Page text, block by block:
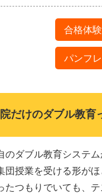
合格体
パンフ
だけのダブル教育
のダブル教育システ
団授業を受ける形が
たつもりでいても、